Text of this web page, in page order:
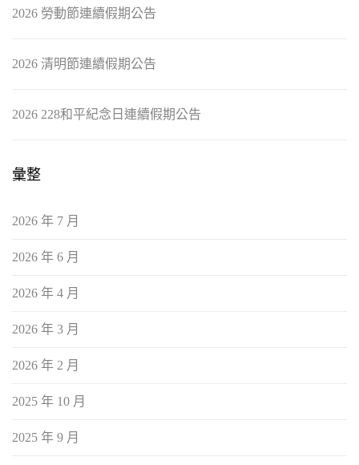
2026 勞動節連續假期公告
2026 清明節連續假期公告
2026 228和平紀念日連續假期公告
彙整
2026 年 7 月
2026 年 6 月
2026 年 4 月
2026 年 3 月
2026 年 2 月
2025 年 10 月
2025 年 9 月